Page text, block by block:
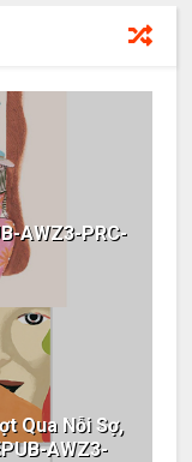
AWZ3-PRC-
Qua Nỗi Sợ,
AWZ3-